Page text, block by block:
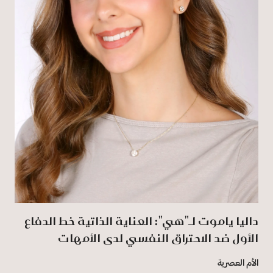
داليا ياموت لـ"هي": العناية الذاتية خط الدفاع
الأول ضد الاحتراق النفسي لدى الأمهات
الأم العصرية